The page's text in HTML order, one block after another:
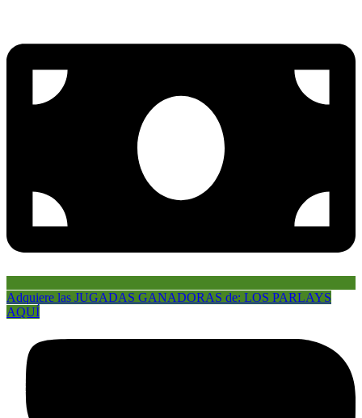
Adquiere las JUGADAS GANADORAS de: LOS PARLAYS
AQUÍ